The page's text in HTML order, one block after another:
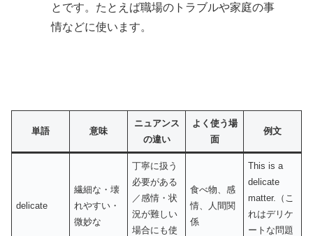
とです。たとえば職場のトラブルや家庭の事
情などに使います。
単語 意味
ニュアンス
の違い
よく使う場
面
例文
delicate
繊細な・壊
れやすい・
微妙な
丁寧に扱う
必要がある
／感情・状
況が難しい
場合にも使
食べ物、感
情、人間関
係
This is a
delicate
matter.（こ
れはデリケ
ートな問題